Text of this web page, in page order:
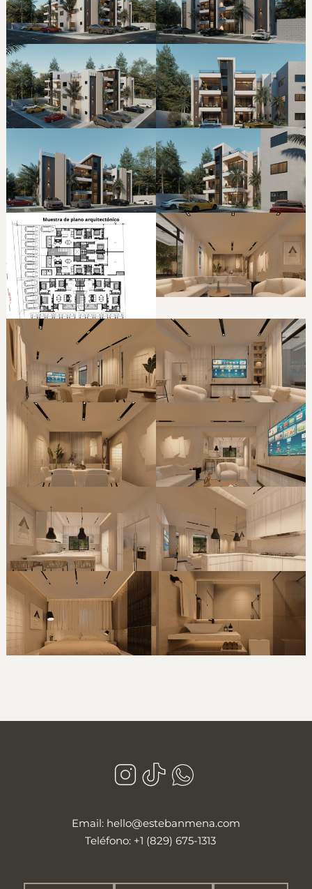
Email: hello@estebanmena.com
Teléfono: +1 (829) 675-1313